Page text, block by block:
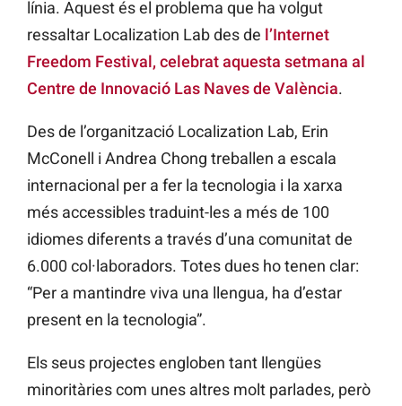
línia. Aquest és el problema que ha volgut
ressaltar Localization Lab des de l’Internet
Freedom Festival, celebrat aquesta setmana al
Centre de Innovació Las Naves de València.
Des de l’organització Localization Lab, Erin
McConell i Andrea Chong treballen a escala
internacional per a fer la tecnologia i la xarxa
més accessibles traduint-les a més de 100
idiomes diferents a través d’una comunitat de
6.000 col·laboradors. Totes dues ho tenen clar:
“Per a mantindre viva una llengua, ha d’estar
present en la tecnologia”.
Els seus projectes engloben tant llengües
minoritàries com unes altres molt parlades, però